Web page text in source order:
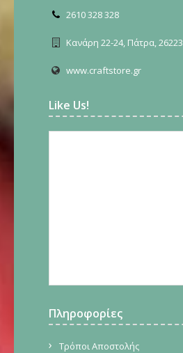
2610 328 328
Κανάρη 22-24, Πάτρα, 26223
www.craftstore.gr
Like Us!
Πληροφορίες
Τρόποι Αποστολής